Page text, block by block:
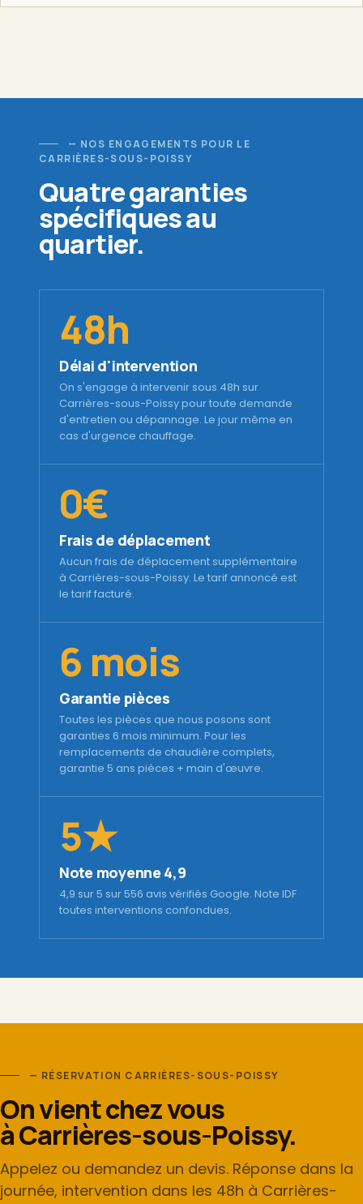
— NOS ENGAGEMENTS POUR LE
CARRIÈRES-SOUS-POISSY
Quatre garanties
spécifiques au
quartier.
48h
Délai d'intervention
On s'engage à intervenir sous 48h sur
Carrières-sous-Poissy pour toute demande
d'entretien ou dépannage. Le jour même en
cas d'urgence chauffage.
0€
Frais de déplacement
Aucun frais de déplacement supplémentaire
à Carrières-sous-Poissy. Le tarif annoncé est
le tarif facturé.
6 mois
Garantie pièces
Toutes les pièces que nous posons sont
garanties 6 mois minimum. Pour les
remplacements de chaudière complets,
garantie 5 ans pièces + main d'œuvre.
5★
Note moyenne 4,9
4,9 sur 5 sur 556 avis vérifiés Google. Note IDF
toutes interventions confondues.
— RÉSERVATION CARRIÈRES-SOUS-POISSY
On vient chez vous
à Carrières-sous-Poissy.
Appelez ou demandez un devis. Réponse dans la
journée, intervention dans les 48h à Carrières-